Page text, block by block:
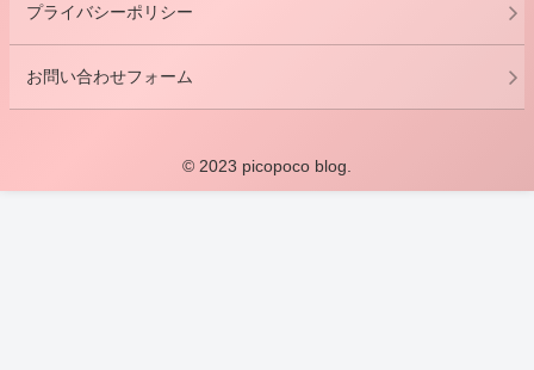
プライバシーポリシー
お問い合わせフォーム
© 2023 picopoco blog.